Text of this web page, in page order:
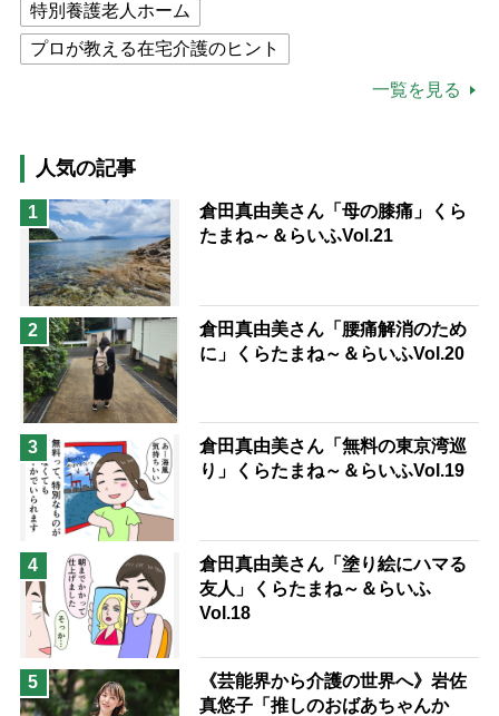
特別養護老人ホーム
プロが教える在宅介護のヒント
猫が母になつきません
息子の遠距離介護サバイバル術
兄がボケました
便利なサービス
予防法
一覧を見る
人気の記事
1
倉田真由美さん「母の膝痛」くら
たまね～＆らいふVol.21
2
倉田真由美さん「腰痛解消のため
に」くらたまね～＆らいふVol.20
3
倉田真由美さん「無料の東京湾巡
り」くらたまね～＆らいふVol.19
4
倉田真由美さん「塗り絵にハマる
友人」くらたまね～＆らいふ
Vol.18
5
《芸能界から介護の世界へ》岩佐
真悠子「推しのおばあちゃんか